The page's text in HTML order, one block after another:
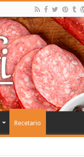
Recetario